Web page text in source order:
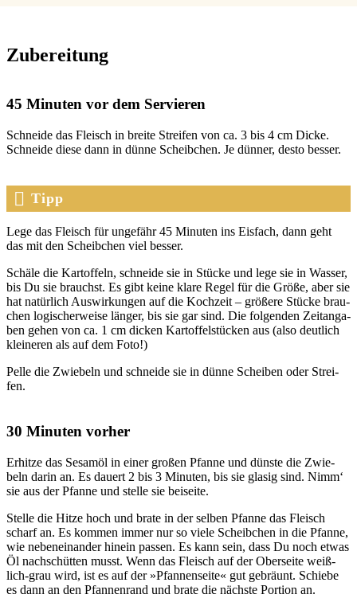
Zubereitung
45 Minuten vor dem Servieren
Schnei­de das Fleisch in brei­te Strei­fen von ca. 3 bis 4 cm Dicke.
Schnei­de die­se dann in dün­ne Scheib­chen. Je dün­ner, des­to bes­ser.
Tipp
Lege das Fleisch für unge­fähr 45 Minu­ten ins Eis­fach, dann geht
das mit den Scheib­chen viel bes­ser.
Schä­le die Kar­tof­feln, schnei­de sie in Stü­cke und lege sie in Was­ser,
bis Du sie brauchst. Es gibt kei­ne kla­re Regel für die Grö­ße, aber sie
hat natür­lich Aus­wir­kun­gen auf die Koch­zeit – grö­ße­re Stü­cke brau­
chen logi­scher­wei­se län­ger, bis sie gar sind. Die fol­gen­den Zeit­an­ga­
ben gehen von ca. 1 cm dicken Kar­tof­fel­stü­cken aus (also deut­lich
klei­ne­ren als auf dem Foto!)
Pel­le die Zwie­beln und schnei­de sie in dün­ne Schei­ben oder Strei­
fen.
30 Minuten vorher
Erhit­ze das Sesam­öl in einer gro­ßen Pfan­ne und düns­te die Zwie­
beln dar­in an. Es dau­ert 2 bis 3 Minu­ten, bis sie gla­sig sind. Nimm‘
sie aus der Pfan­ne und stel­le sie bei­sei­te.
Stel­le die Hit­ze hoch und bra­te in der sel­ben Pfan­ne das Fleisch
scharf an. Es kom­men immer nur so vie­le Scheib­chen in die Pfan­ne,
wie neben­ein­an­der hin­ein pas­sen. Es kann sein, dass Du noch etwas
Öl nach­schüt­ten musst. Wenn das Fleisch auf der Ober­sei­te weiß­
lich-grau wird, ist es auf der »Pfan­nen­sei­te« gut gebräunt. Schie­be
es dann an den Pfan­nen­rand und bra­te die nächs­te Por­ti­on an.